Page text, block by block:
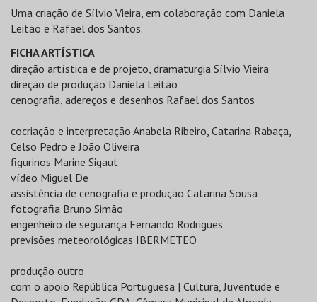
Uma criação de Sílvio Vieira, em colaboração com Daniela
Leitão e Rafael dos Santos.
FICHA ARTÍSTICA
direção artística e de projeto, dramaturgia Sílvio Vieira
direção de produção Daniela Leitão
cenografia, adereços e desenhos Rafael dos Santos
cocriação e interpretação Anabela Ribeiro, Catarina Rabaça,
Celso Pedro e João Oliveira
figurinos Marine Sigaut
vídeo Miguel De
assistência de cenografia e produção Catarina Sousa
fotografia Bruno Simão
engenheiro de segurança Fernando Rodrigues
previsões meteorológicas IBERMETEO
produção outro
com o apoio República Portuguesa | Cultura, Juventude e